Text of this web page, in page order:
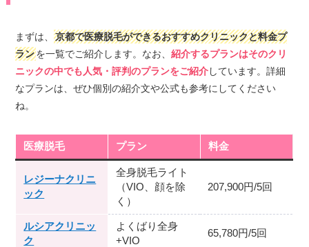
まずは、京都で医療脱毛ができるおすすめクリニックと料金プ
ランを一覧でご紹介します。なお、紹介するプランはそのクリ
ニックの中でも人気・評判のプランをご紹介しています。詳細
なプランは、ぜひ個別の紹介文や公式も参考にしてください
ね。
医療脱毛 プラン 料金
レジーナクリニ
ック
全身脱毛ライト
（VIO、顔を除
く）
207,900円/5回
ルシアクリニッ
ク
よくばり全身
+VIO
65,780円/5回